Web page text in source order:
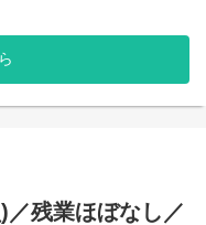
残業ほぼなし／